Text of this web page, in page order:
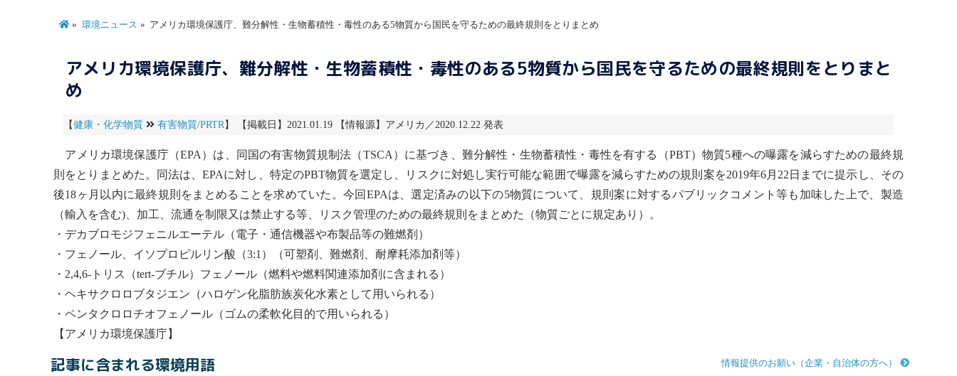
環境ニュース アメリカ環境保護庁、難分解性・生物蓄積性・毒性のある5物質から国民を守るための最終規則をとりまとめ
アメリカ環境保護庁、難分解性・生物蓄積性・毒性のある5物質から国民を守るための最終規則をとりまと
め
【健康・化学物質 有害物質/PRTR 】 【掲載日】2021.01.19 【情報源】アメリカ／2020.12.22 発表
アメリカ環境保護庁（EPA ）は、同国の有害物質規制法（TSCA）に基づき、 難分解性 ・生物蓄積性・毒性を有する（PBT）物質5種への曝露を減らすための最終規
則をとりまとめた。同法は、EPAに対し、特定のPBT物質を選定し、リスクに対処し実行可能な範囲で曝露を減らすための規則案を2019年6月22日までに提示し、その
後18ヶ月以内に最終規則をまとめることを求めていた。今回 EPAは、選定済みの以下の5物質について、規則案に対するパブリックコメント等も加味した上で、製造
（輸入を含む)、加工、流通を制限又は禁止する等、
リスク管理のための最終規則をまとめた（物質ごとに規定あり）。
・デカブロモジフェニルエーテル（電子・通信機器や布製品等の難燃剤）
・フェノール、イソプロピルリン酸（3:1）（可塑剤
、難燃剤、耐摩耗添加剤等）
・2,4,6-トリス（tert-ブチル）フェノール（燃料や燃料関連添加剤に含まれる）
・ヘキサクロロブタジエン（ハロゲン化脂肪族炭化水素として用いられる）
・ペンタクロロチオフェノール（ゴムの柔軟化目的で用いられる）
【アメリカ環境保護庁】
情報提供のお願い（企業・自治体の方へ）
記事に含まれる環境用語